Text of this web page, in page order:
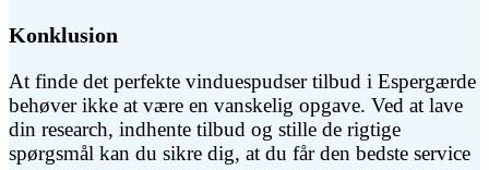
Konklusion
At finde det perfekte vinduespudser tilbud i Espergærde
behøver ikke at være en vanskelig opgave. Ved at lave
din research, indhente tilbud og stille de rigtige
spørgsmål kan du sikre dig, at du får den bedste service